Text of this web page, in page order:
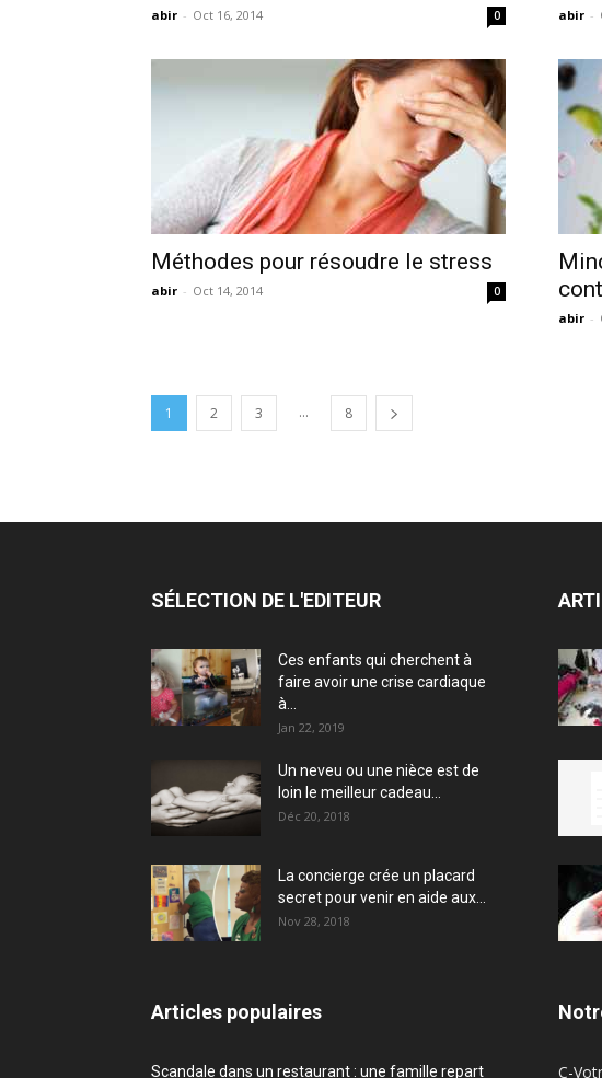
abir - Oct 16, 2014 0 abir -
Méthodes pour résoudre le stress
abir - Oct 14, 2014 0
abir -
1 2 3 ... 8
SÉLECTION DE L'EDITEUR
Ces enfants qui cherchent à
faire avoir une crise cardiaque
à...
Jan 22, 2019
Un neveu ou une nièce est de
loin le meilleur cadeau...
Déc 20, 2018
La concierge crée un placard
secret pour venir en aide aux...
Nov 28, 2018
Articles populaires
Scandale dans un restaurant : une famille repart
C-